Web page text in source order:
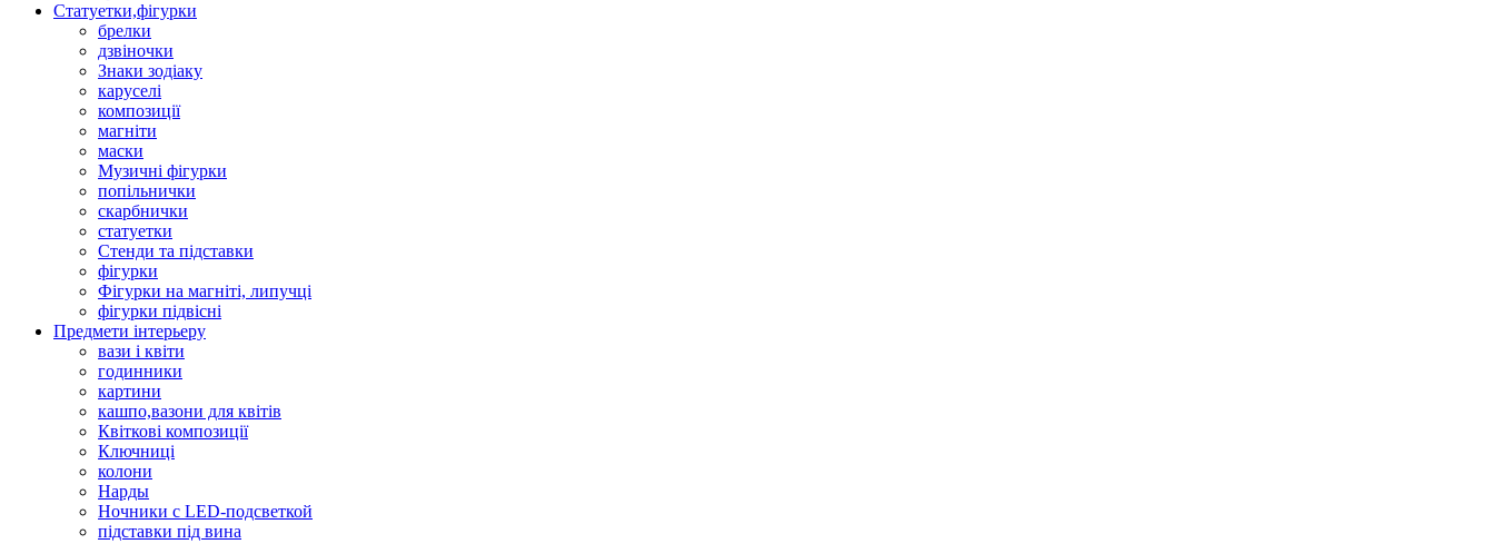
Статуетки,фігурки
брелки
дзвіночки
Знаки зодіаку
каруселі
композиції
магніти
маски
Музичні фігурки
попільнички
скарбнички
статуетки
Стенди та підставки
фігурки
Фігурки на магніті, липучці
фігурки підвісні
Предмети інтерьеру
вази і квіти
годинники
картини
кашпо,вазони для квітів
Квіткові композиції
Ключниці
колони
Нарды
Ночники с LED-подсветкой
підставки під вина